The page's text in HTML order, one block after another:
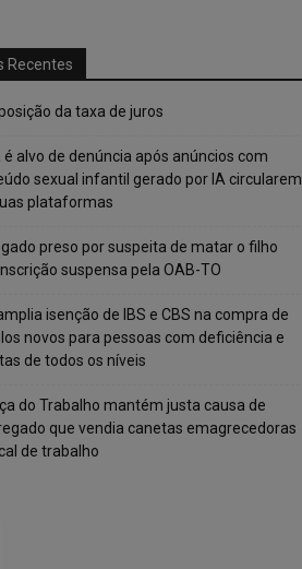
Recentes
da taxa de juros
é alvo de denúncia após anúncios com
sexual infantil gerado por IA circularem
plataformas
preso por suspeita de matar o filho
suspensa pela OAB-TO
isenção de IBS e CBS na compra de
novos para pessoas com deficiência e
de todos os níveis
do Trabalho mantém justa causa de
que vendia canetas emagrecedoras
de trabalho